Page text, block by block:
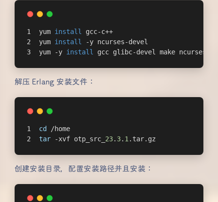
yum install gcc-c++
yum install -y ncurses-devel
yum -y install gcc glibc-devel make
解压 Erlang 安装文件：
cd
/home
tar -xvf otp_src_ 23. 3. 1.tar.gz
创建安装目录，配置安装路径并且安装：